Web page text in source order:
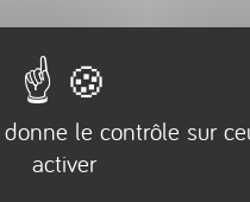
le contrôle sur
activer